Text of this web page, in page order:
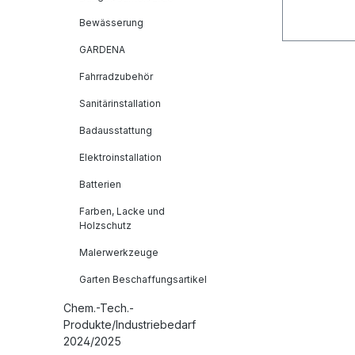
Bewässerung
GARDENA
Fahrradzubehör
Sanitärinstallation
Badausstattung
Elektroinstallation
Batterien
Farben, Lacke und
Holzschutz
Malerwerkzeuge
Garten Beschaffungsartikel
Chem.-Tech.-
Produkte/Industriebedarf
2024/2025